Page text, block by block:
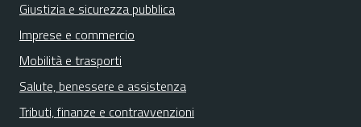
Giustizia e sicurezza pubblica
Imprese e commercio
Mobilità e trasporti
Salute, benessere e assistenza
Tributi, finanze e contravvenzioni